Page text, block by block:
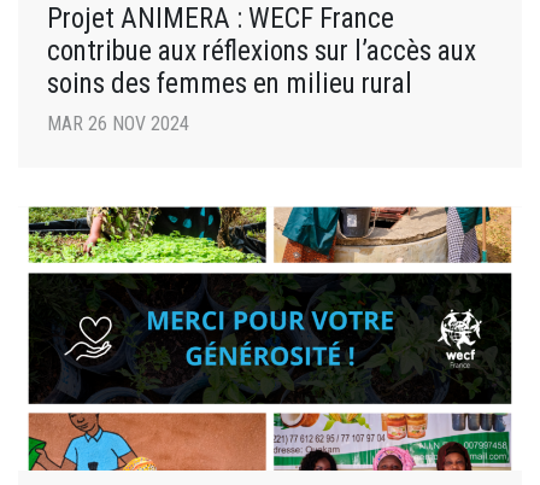
Projet ANIMERA : WECF France
contribue aux réflexions sur l’accès aux
soins des femmes en milieu rural
MAR 26 NOV 2024